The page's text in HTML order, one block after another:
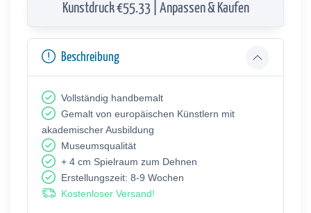
Kunstdruck €55.33 | Anpassen & Kaufen
Beschreibung
Vollständig handbemalt
Gemalt von europäischen Künstlern mit
akademischer Ausbildung
Museumsqualität
+ 4 cm Spielraum zum Dehnen
Erstellungszeit: 8-9 Wochen
Kostenloser Versand!